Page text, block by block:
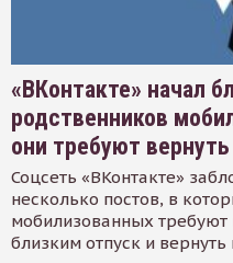
«ВКонтакте» начал
родственников
они требуют
Соцсеть «ВКонтакте»
несколько постов, в
мобилизованных
близким отпуск и